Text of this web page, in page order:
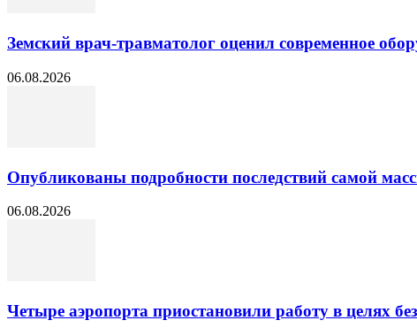
Земский врач-травматолог оценил современное
06.08.2026
Опубликованы подробности последствий самой
06.08.2026
Четыре аэропорта приостановили работу в целях